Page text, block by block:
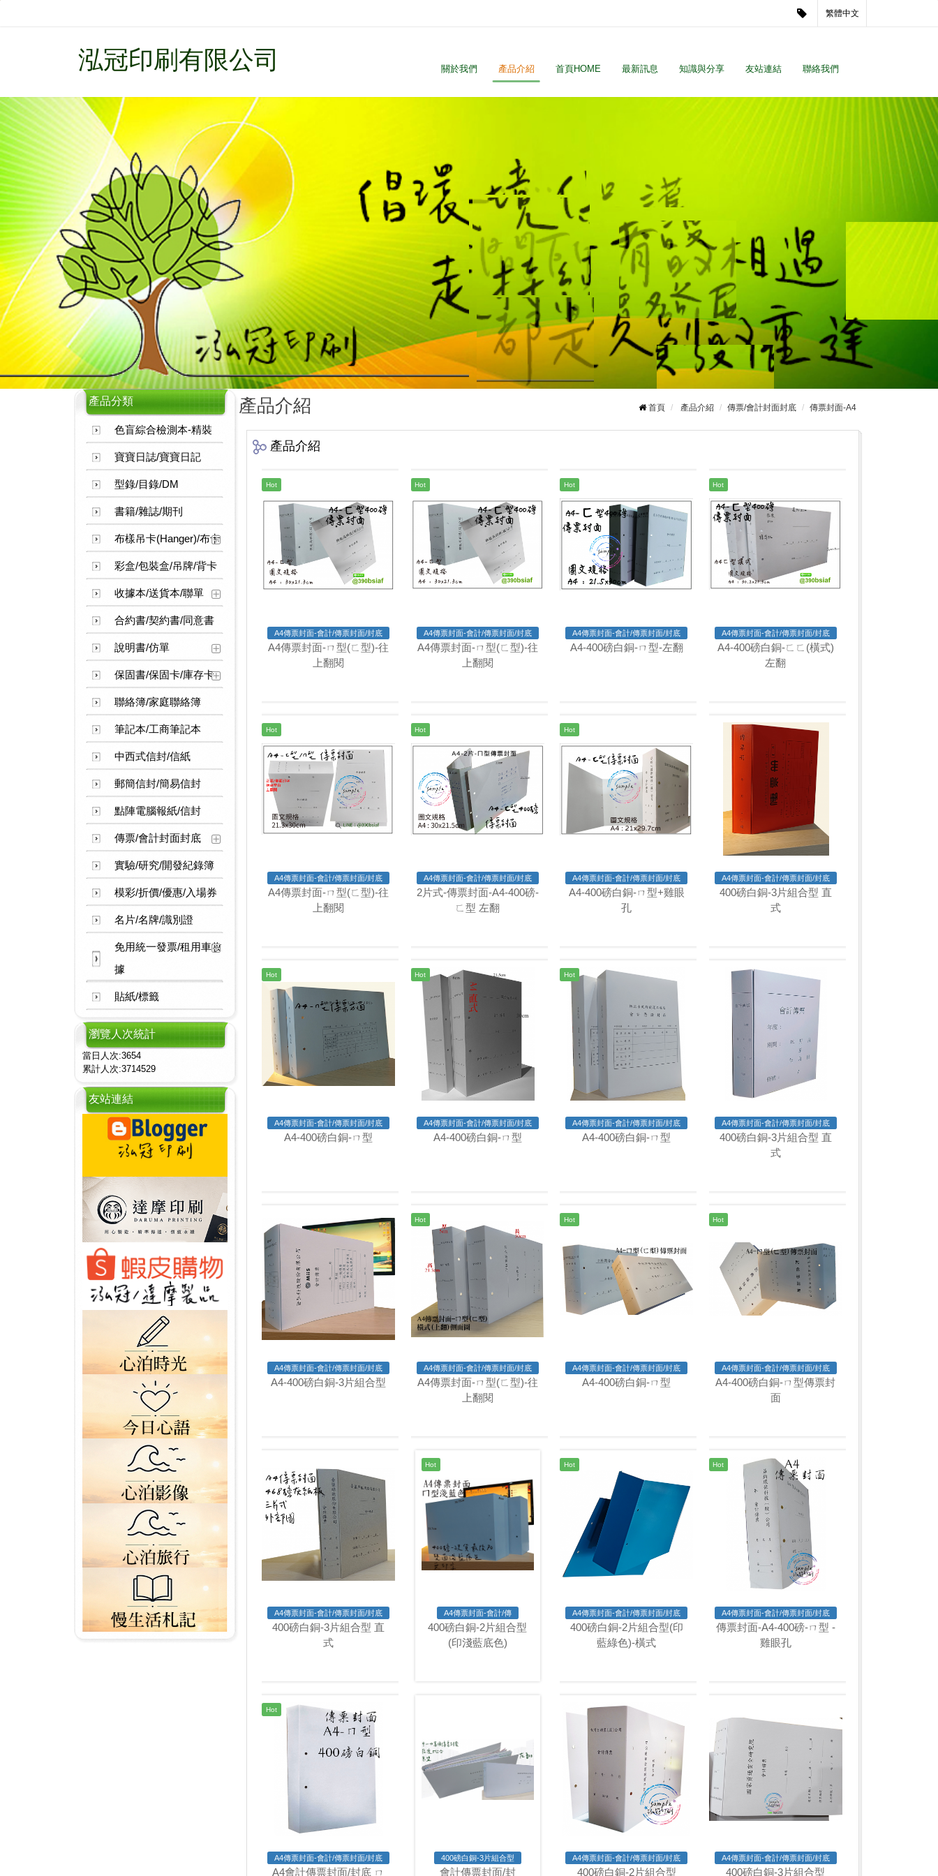
繁體中文
泓冠印刷有限公司 關於我們 產品介紹 首頁HOME 最新訊息 知識與分享 友站連結 聯絡我們
產品分類
色盲綜合檢測本-精裝
寶寶日誌/寶寶日記
型錄/目錄/DM
書籍/雜誌/期刊
布樣吊卡(Hanger)/布卡
彩盒/包裝盒/吊牌/背卡
收據本/送貨本/聯單
合約書/契約書/同意書
說明書/仿單
保固書/保固卡/庫存卡
聯絡簿/家庭聯絡簿
筆記本/工商筆記本
中西式信封/信紙
郵簡信封/簡易信封
點陣電腦報紙/信封
傳票/會計封面封底
實驗/研究/開發紀錄簿
模彩/折價/優惠/入場券
名片/名牌/識別證
免用統一發票/租用車收
據
貼紙/標籤
瀏覽人次統計
當日人次:3654
累計人次:3714529
友站連結
產品介紹 首頁 產品介紹 傳票/會計封面封底 傳票封面-A4
產品介紹
Hot
A4傳票封面-會計/傳票封面/封底
A4傳票封面-ㄇ型(ㄈ型)-往
上翻閱
Hot
A4傳票封面-會計/傳票封面/封底
A4傳票封面-ㄇ型(ㄈ型)-往
上翻閱
Hot
A4傳票封面-會計/傳票封面/封底
A4-400磅白銅-ㄇ型-左翻
Hot
A4傳票封面-會計/傳票封面/封底
A4-400磅白銅-ㄈㄈ(橫式)
左翻
Hot
A4傳票封面-會計/傳票封面/封底
A4傳票封面-ㄇ型(ㄈ型)-往
上翻閱
Hot
A4傳票封面-會計/傳票封面/封底
2片式-傳票封面-A4-400磅-
ㄈ型 左翻
Hot
A4傳票封面-會計/傳票封面/封底
A4-400磅白銅-ㄇ型+雞眼
孔
A4傳票封面-會計/傳票封面/封底
400磅白銅-3片組合型 直
式
Hot
A4傳票封面-會計/傳票封面/封底
A4-400磅白銅-ㄇ型
Hot
A4傳票封面-會計/傳票封面/封底
A4-400磅白銅-ㄇ型
Hot
A4傳票封面-會計/傳票封面/封底
A4-400磅白銅-ㄇ型
A4傳票封面-會計/傳票封面/封底
400磅白銅-3片組合型 直
式
A4傳票封面-會計/傳票封面/封底
A4-400磅白銅-3片組合型
Hot
A4傳票封面-會計/傳票封面/封底
A4傳票封面-ㄇ型(ㄈ型)-往
上翻閱
Hot
A4傳票封面-會計/傳票封面/封底
A4-400磅白銅-ㄇ型
Hot
A4傳票封面-會計/傳票封面/封底
A4-400磅白銅-ㄇ型傳票封
面
A4傳票封面-會計/傳票封面/封底
400磅白銅-3片組合型 直
式
Hot
A4傳票封面-會計/傳
400磅白銅-2片組合型
(印淺藍底色)
Hot
A4傳票封面-會計/傳票封面/封底
400磅白銅-2片組合型(印
藍綠色)-橫式
Hot
A4傳票封面-會計/傳票封面/封底
傳票封面-A4-400磅-ㄇ型 -
雞眼孔
Hot
A4傳票封面-會計/傳票封面/封底
A4會計傳票封面/封底 ㄇ
400磅白銅-3片組合型
會計傳票封面/封
A4傳票封面-會計/傳票封面/封底
400磅白銅-2片組合型
A4傳票封面-會計/傳票封面/封底
400磅白銅-3片組合型